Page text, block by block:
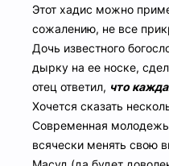
Этот хадис можно
сожалению, не все
Дочь известного
дырку на ее носке,
отец ответил, что
Хочется сказать
Современная
всячески менять свою